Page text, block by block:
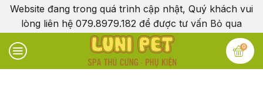
Website đang trong quá trình cập nhật, Quý khách vui
lòng liên hệ 079.8979.182 để được tư vấn Bỏ qua
0